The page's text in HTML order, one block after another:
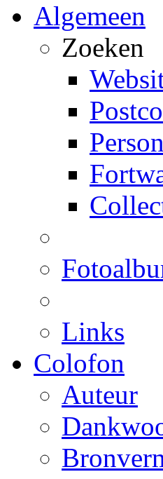
Algemeen
Zoeken
Links
Colofon
Auteur